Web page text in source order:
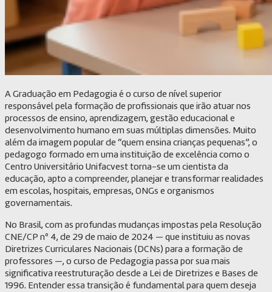
A Graduação em Pedagogia é o curso de nível superior
responsável pela formação de profissionais que irão atuar nos
processos de ensino, aprendizagem, gestão educacional e
desenvolvimento humano em suas múltiplas dimensões. Muito
além da imagem popular de “quem ensina crianças pequenas”, o
pedagogo formado em uma instituição de excelência como o
Centro Universitário Unifacvest torna-se um cientista da
educação, apto a compreender, planejar e transformar realidades
em escolas, hospitais, empresas, ONGs e organismos
governamentais.
No Brasil, com as profundas mudanças impostas pela Resolução
CNE/CP nº 4, de 29 de maio de 2024 — que instituiu as novas
Diretrizes Curriculares Nacionais (DCNs) para a formação de
professores —, o curso de Pedagogia passa por sua mais
significativa reestruturação desde a Lei de Diretrizes e Bases de
1996. Entender essa transição é fundamental para quem deseja